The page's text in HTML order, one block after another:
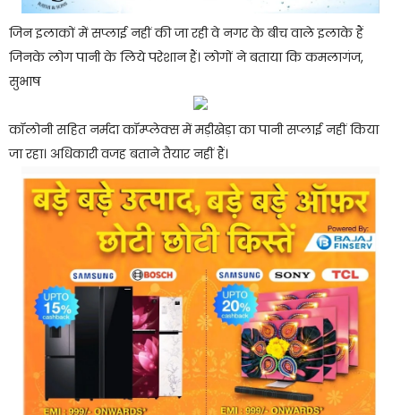
जिन इलाकों में सप्लाई नहीं की जा रही वे नगर के बीच वाले इलाके हैं
जिनके लोग पानी के लिये परेशान हैं। लोगों ने बताया कि कमलागंज,
सुभाष
कॉलोनी सहित नर्मदा कॉम्प्लेक्स में मड़ीखेड़ा का पानी सप्लाई नहीं किया
जा रहा। अधिकारी वजह बताने तैयार नहीं हैं।